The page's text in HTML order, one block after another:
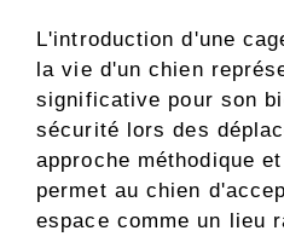
L'introduction d'une
la vie d'un chien
significative pour son
sécurité lors des
approche méthodique
permet au chien
espace comme un lieu